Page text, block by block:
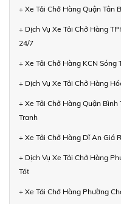
+ Xe Tải Chở Hàng Quận Tân
+ Dịch Vụ Xe Tải Chở Hàng
24/7
+ Xe Tải Chở Hàng KCN Sóng
+ Dịch Vụ Xe Tải Chở Hàng
+ Xe Tải Chở Hàng Quận
Tranh
+ Xe Tải Chở Hàng Dĩ An Giá
+ Dịch Vụ Xe Tải Chở Hàng
Tốt
+ Xe Tải Chở Hàng Phường